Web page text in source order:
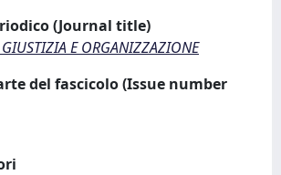
(Journal title)
E ORGANIZZAZIONE
del fascicolo (Issue number